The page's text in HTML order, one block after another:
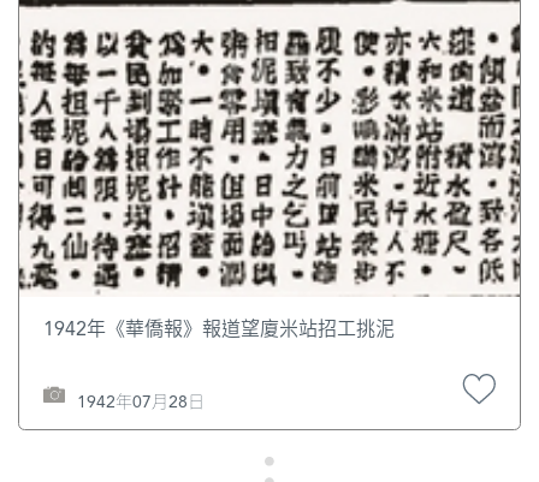
1942年《華僑報》報道望廈米站招工挑泥
1942年07月28日